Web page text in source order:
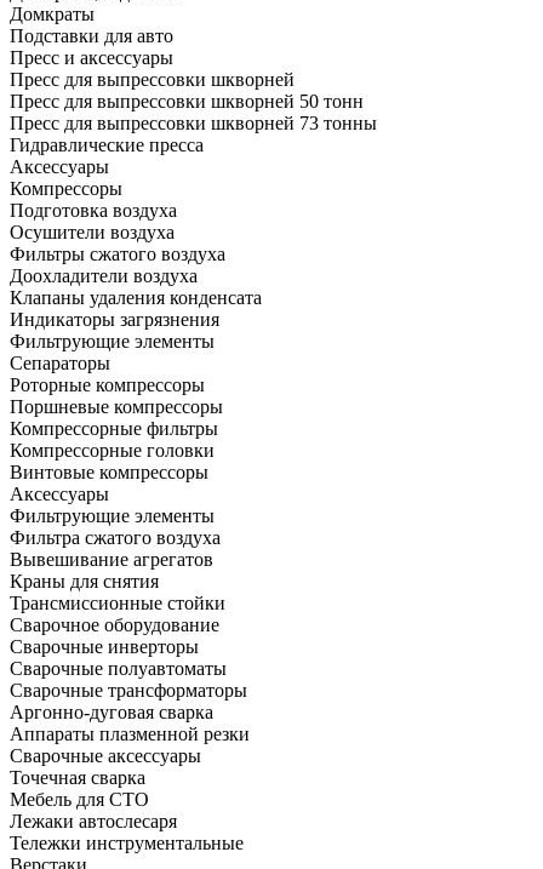
Домкраты
Подставки для авто
Пресс и аксессуары
Пресс для выпрессовки шкворней
Пресс для выпрессовки шкворней 50 тонн
Пресс для выпрессовки шкворней 73 тонны
Гидравлические пресса
Аксессуары
Компрессоры
Подготовка воздуха
Осушители воздуха
Фильтры сжатого воздуха
Доохладители воздуха
Клапаны удаления конденсата
Индикаторы загрязнения
Фильтрующие элементы
Сепараторы
Роторные компрессоры
Поршневые компрессоры
Компрессорные фильтры
Компрессорные головки
Винтовые компрессоры
Аксессуары
Фильтрующие элементы
Фильтра сжатого воздуха
Вывешивание агрегатов
Краны для снятия
Трансмиссионные стойки
Сварочное оборудование
Сварочные инверторы
Сварочные полуавтоматы
Сварочные трансформаторы
Аргонно-дуговая сварка
Аппараты плазменной резки
Сварочные аксессуары
Точечная сварка
Мебель для СТО
Лежаки автослесаря
Тележки инструментальные
Верстаки